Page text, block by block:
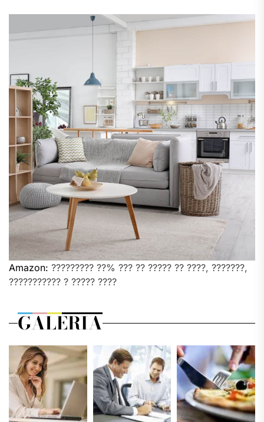
Amazon: ????????? ??% ??? ?? ????? ?? ????, ???????,
??????????? ? ????? ????
GALERIA